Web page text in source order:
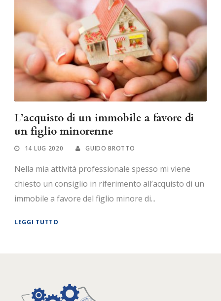
L’acquisto di un immobile a favore di
un figlio minorenne
14 LUG 2020 GUIDO BROTTO
Nella mia attività professionale spesso mi viene
chiesto un consiglio in riferimento all’acquisto di un
immobile a favore del figlio minore di...
LEGGI TUTTO